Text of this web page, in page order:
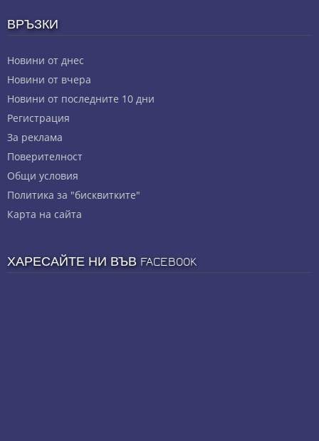
ВРЪЗКИ
Новини от днес
Новини от вчера
Новини от последните 10 дни
Регистрация
За реклама
Πoвepитeлнocт
Общи условия
Политика за "бисквитките"
Карта на сайта
ХАРЕСАЙТЕ НИ ВЪВ FACEBOOK